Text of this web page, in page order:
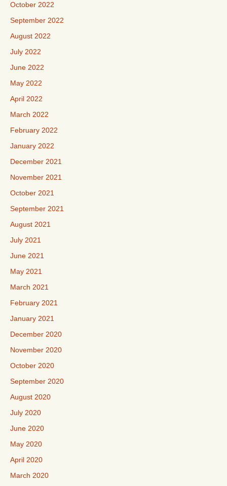
October 2022
September 2022
August 2022
July 2022
June 2022
May 2022
April 2022
March 2022
February 2022
January 2022
December 2021
November 2021
October 2021
September 2021
August 2021
July 2021
June 2021
May 2021
March 2021
February 2021
January 2021
December 2020
November 2020
October 2020
September 2020
August 2020
July 2020
June 2020
May 2020
April 2020
March 2020